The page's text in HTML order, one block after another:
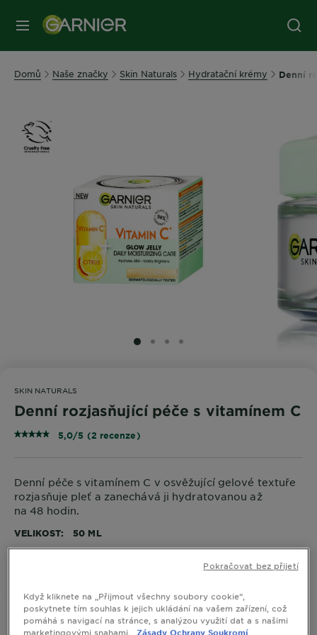
MENU
Domů Naše značky Skin Naturals Hydratační krémy Denní
SLIDE 1
SLIDE 2
SLIDE 3
SLIDE 4
SKIN NATURALS
Denní rozjasňující péče s vitamínem C
5,0/5 (2 recenze)
Denní péče s vitamínem C v osvěžující gelové textuře
rozjasňuje pleť a zanechává ji hydratovanou až
na 48 hodin.
VELIKOST 50 ML
KOUPIT ONLINE
Když kliknete na „Přijmout všechny soubory cookie“,
poskytnete tím souhlas k jejich ukládání na vašem zařízení, což
pomáhá s navigací na stránce, s analýzou využití dat a s našimi
marketingovými snahami.
Zásady Ochrany Soukromí
Pokračovat bez přijetí